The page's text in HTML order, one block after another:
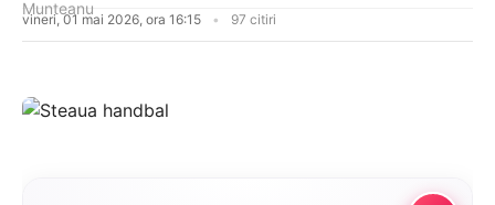
vineri, 01 mai 2026, ora 16:15 97 citiri